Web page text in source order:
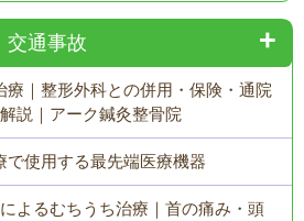
交通事故
療｜整形外科との併用・保険・通院
説｜アーク鍼灸整骨院
で使用する最先端医療機器
よるむちうち治療｜首の痛み・頭